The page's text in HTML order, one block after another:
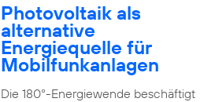
Photovoltaik als
alternative
Energiequelle für
Mobilfunkanlagen
Die 180°-Energiewende beschäftigt